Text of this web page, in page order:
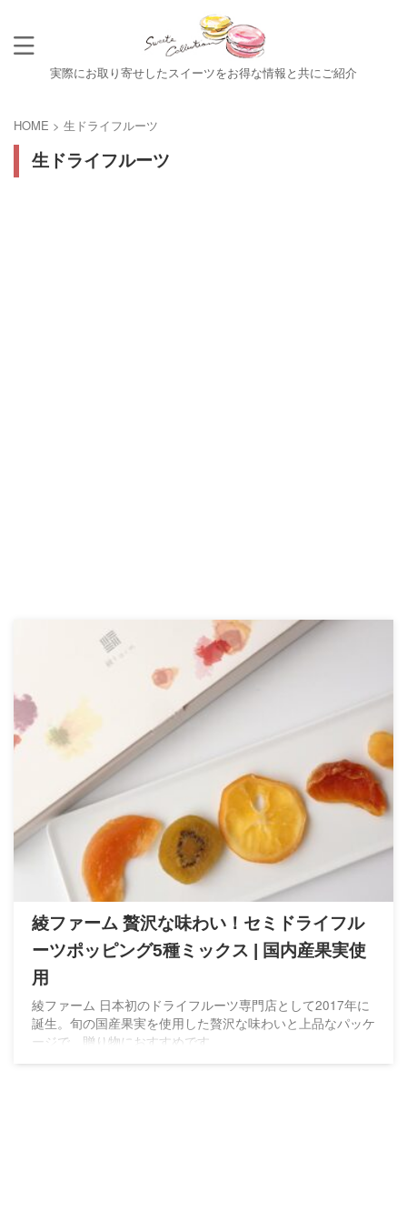
実際にお取り寄せしたスイーツをお得な情報と共にご紹介
HOME > 生ドライフルーツ
生ドライフルーツ
綾ファーム 贅沢な味わい！セミドライフル
ーツポッピング5種ミックス | 国内産果実使
用
綾ファーム 日本初のドライフルーツ専門店として2017年に
誕生。旬の国産果実を使用した贅沢な味わいと上品なパッケ
ージで、贈り物におすすめです